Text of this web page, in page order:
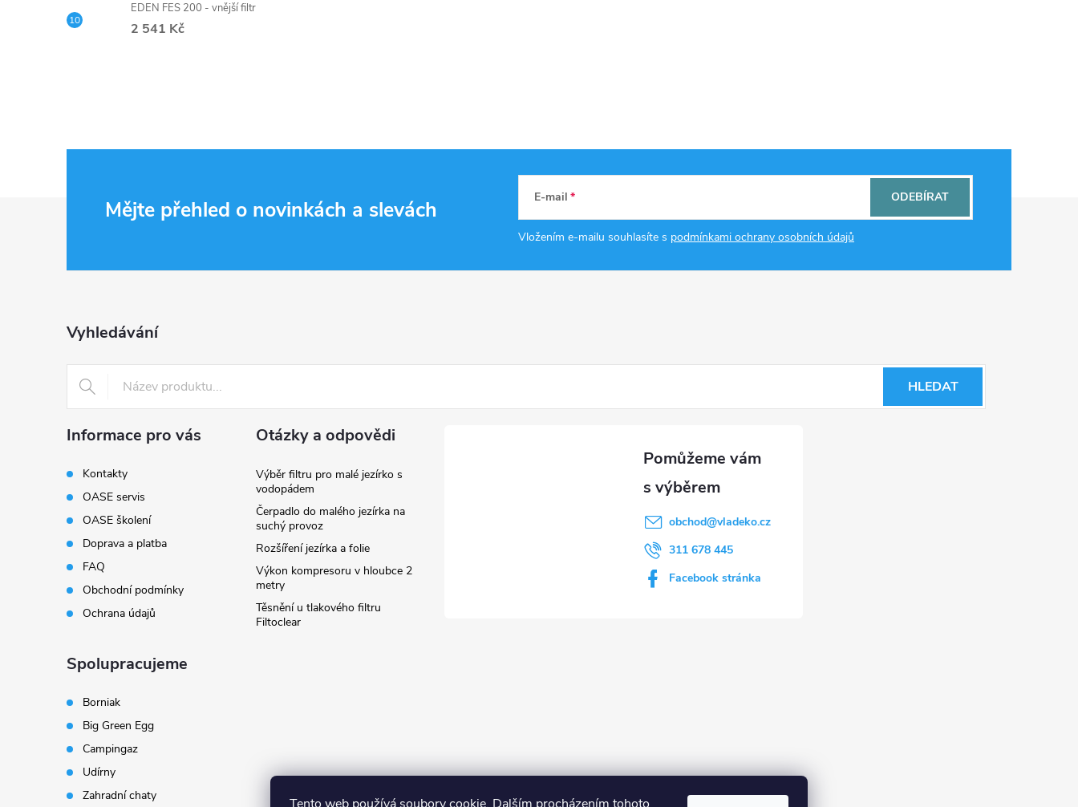
EDEN FES 200 - vnější filtr
2 541 Kč
Mějte přehled o novinkách a slevách E-mail
Vložením e-mailu souhlasíte s podmínkami ochrany osobních údajů
ODEBÍRAT
Vyhledávání
HLEDAT
Informace pro vás
Kontakty
OASE servis
OASE školení
Doprava a platba
FAQ
Obchodní podmínky
Ochrana údajů
Otázky a odpovědi
Výběr filtru pro malé jezírko s
vodopádem
Čerpadlo do malého jezírka na
suchý provoz
Rozšíření jezírka a folie
Výkon kompresoru v hloubce 2
metry
Těsnění u tlakového filtru
Filtoclear
obchod@vladeko.cz
311 678 445
Facebook stránka
Spolupracujeme
Borniak
Big Green Egg
Campingaz
Udírny
Zahradní chaty